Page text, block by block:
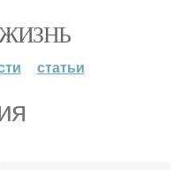
статьи